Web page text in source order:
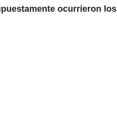
ocurrieron los